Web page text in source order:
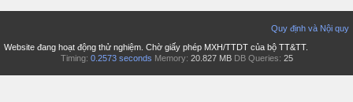
Quy định và Nội quy
Website đang hoạt động thử nghiệm. Chờ giấy phép MXH/TTDT của bộ TT&TT.
Timing: 0.2573 seconds Memory: 20.827 MB DB Queries: 25